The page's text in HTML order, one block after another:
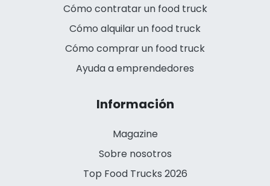
Cómo contratar un food truck
Cómo alquilar un food truck
Cómo comprar un food truck
Ayuda a emprendedores
Información
Magazine
Sobre nosotros
Top Food Trucks 2026